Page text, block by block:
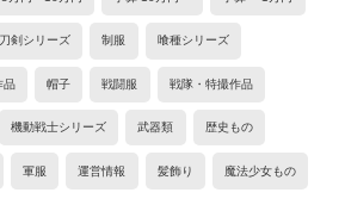
刀剣シリーズ 制服 喰種シリーズ
品 帽子 戦闘服 戦隊・特撮作品
機動戦士シリーズ 武器類 歴史もの
軍服 運営情報 髪飾り 魔法少女もの